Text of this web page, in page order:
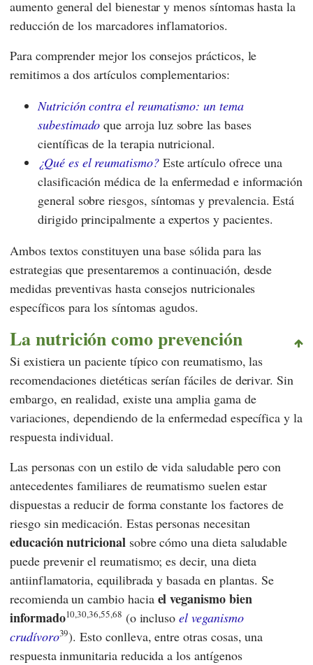
aumento general del bienestar y menos síntomas hasta la
reducción de los marcadores inflamatorios.
Para comprender mejor los consejos prácticos, le
remitimos a dos artículos complementarios:
Nutrición contra el reumatismo: un tema
subestimado que arroja luz sobre las bases
científicas de la terapia nutricional.
¿Qué es el reumatismo?Este artículo ofrece una
clasificación médica de la enfermedad e información
general sobre riesgos, síntomas y prevalencia. Está
dirigido principalmente a expertos y pacientes.
Ambos textos constituyen una base sólida para las
estrategias que presentaremos a continuación, desde
medidas preventivas hasta consejos nutricionales
específicos para los síntomas agudos.
La nutrición como prevención
Si existiera un paciente típico con reumatismo, las
recomendaciones dietéticas serían fáciles de derivar. Sin
embargo, en realidad, existe una amplia gama de
variaciones, dependiendo de la enfermedad específica y la
respuesta individual.
Las personas con un estilo de vida saludable pero con
antecedentes familiares de reumatismo suelen estar
dispuestas a reducir de forma constante los factores de
riesgo sin medicación. Estas personas necesitan
educación nutricionalsobre cómo una dieta saludable
puede prevenir el reumatismo; es decir, una dieta
antiinflamatoria, equilibrada y basada en plantas. Se
recomienda un cambio hacia el veganismo bien
informado10,30,36,55,68 (o inclusoel veganismo
crudívoro39). Esto conlleva, entre otras cosas, una
respuesta inmunitaria reducida a los antígenos